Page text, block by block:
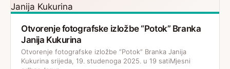
Otvorenje fotografske izložbe “Potok” Branka
Janija Kukurina
Otvorenje fotografske izložbe “Potok” Branka Janija
Kukurina srijeda, 19. studenoga 2025. u 19 satiMjesni